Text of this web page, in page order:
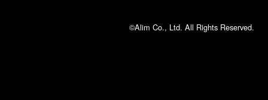
©Alim Co., Ltd. All Rights Reserved.